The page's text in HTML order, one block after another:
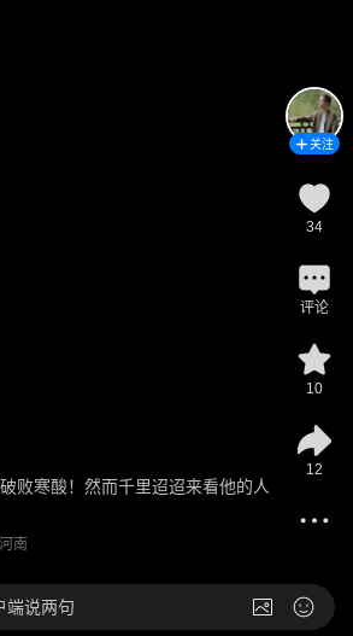
败寒酸！然而千里迢迢来看他的人
河南
关注
34
评论
10
12
端说两句